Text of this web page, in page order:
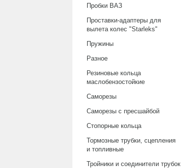
Пробки ВАЗ
Проставки-адаптеры для
вылета колес "Starleks"
Пружины
Разное
Резиновые кольца
маслобензостойкие
Саморезы
Саморезы с пресшайбой
Стопорные кольца
Тормозные трубки, сцепления
и топливные
Тройники и соединители трубок